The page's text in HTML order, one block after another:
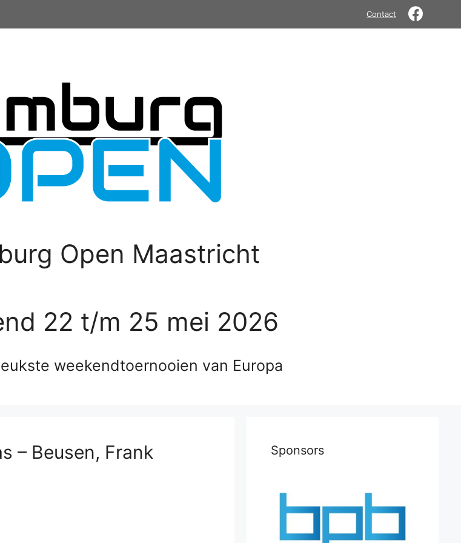
Contact
Open Maastricht
22 t/m 25 mei 2026
weekendtoernooien van Europa
– Beusen, Frank Sponsors